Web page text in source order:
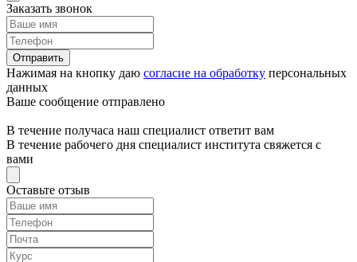
Заказать звонок
Отправить
Нажимая на кнопку даю согласие на обработку персональных
данных
Ваше сообщение отправлено
В течение получаса наш специалист ответит вам
В течение рабочего дня специалист института свяжется с
вами
Оставьте отзыв